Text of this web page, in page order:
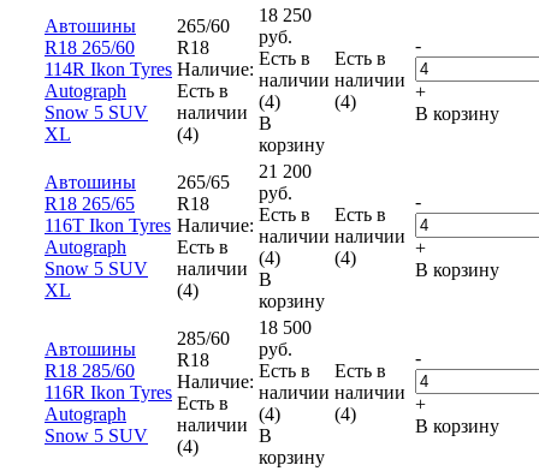
Автошины
R18 265/60
114R Ikon Tyres
Autograph
Snow 5 SUV
XL
265/60
R18
Наличие:
Есть в
наличии
(4)
18 250
руб.
Есть в
наличии
(4)
В
корзину
Есть в
наличии
(4)
-
+
В корзину
Автошины
R18 265/65
116T Ikon Tyres
Autograph
Snow 5 SUV
XL
265/65
R18
Наличие:
Есть в
наличии
(4)
21 200
руб.
Есть в
наличии
(4)
В
корзину
Есть в
наличии
(4)
-
+
В корзину
Автошины
R18 285/60
116R Ikon Tyres
Autograph
Snow 5 SUV
285/60
R18
Наличие:
Есть в
наличии
(4)
18 500
руб.
Есть в
наличии
(4)
В
корзину
Есть в
наличии
(4)
-
+
В корзину